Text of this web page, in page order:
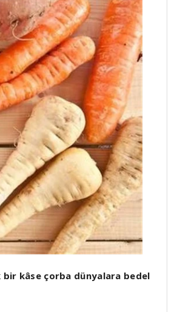
bir kâse çorba dünyalara bedel